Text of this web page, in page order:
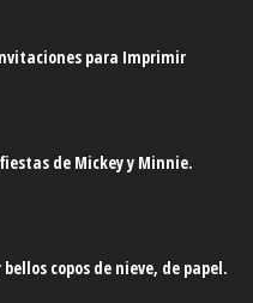
para Imprimir
de Mickey y Minnie.
copos de nieve, de papel.